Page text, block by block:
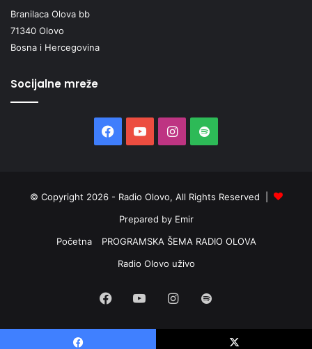
Branilaca Olova bb
71340 Olovo
Bosna i Hercegovina
Socijalne mreže
Facebook
YouTubeInstagram
Spotify
© Copyright 2026 - Radio Olovo, All Rights Reserved |
Prepared by Emir
Početna
PROGRAMSKA ŠEMA RADIO OLOVA
Radio Olovo uživo
Facebook
YouTubeInstagram
Spotify